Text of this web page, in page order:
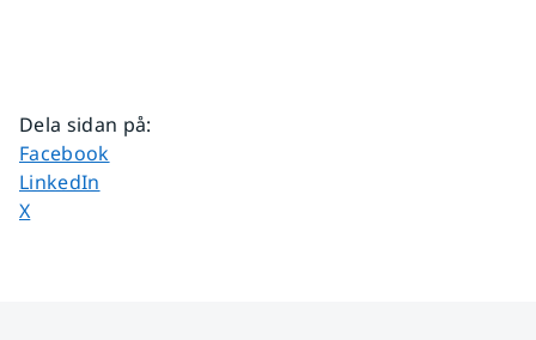
Dela sidan på:
Dela sidan på
Facebook
Dela sidan på
LinkedIn
Dela sidan på
X